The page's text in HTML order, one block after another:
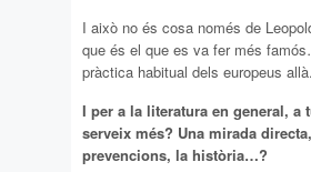
I això no és cosa només de
que és el que es va fer més
pràctica habitual dels europeus allà.
I per a la literatura en general, a
serveix més? Una mirada
prevencions, la història…?